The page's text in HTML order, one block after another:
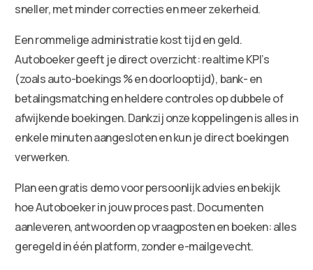
sneller, met minder correcties en meer zekerheid.
Een rommelige administratie kost tijd en geld.
Autoboeker geeft je direct overzicht: realtime KPI’s
(zoals auto-boekings % en doorlooptijd), bank- en
betalingsmatching en heldere controles op dubbele of
afwijkende boekingen. Dankzij onze koppelingen is alles in
enkele minuten aangesloten en kun je direct boekingen
verwerken.
Plan een gratis demo voor persoonlijk advies en bekijk
hoe Autoboeker in jouw proces past. Documenten
aanleveren, antwoorden op vraagposten en boeken: alles
geregeld in één platform, zonder e-mailgevecht.